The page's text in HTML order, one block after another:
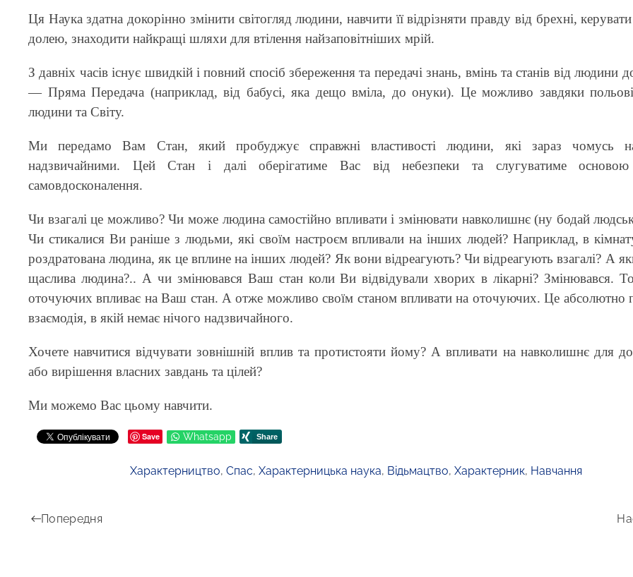
Ця Наука здатна докорінно змінити світогляд людини, навчити її відрізняти правду від брехні,
долею, знаходити найкращі шляхи для втілення найзаповітніших мрій.
З давніх часів існує швидкій і повний спосіб збереження та передачі знань, вмінь та станів від людини
— Пряма Передача (наприклад, від бабусі, яка дещо вміла, до онуки). Це можливо завдяки
людини та Світу.
Ми передамо Вам Стан, який пробуджує справжні властивості людини, які зараз чомусь
надзвичайними. Цей Стан і далі оберігатиме Вас від небезпеки та слугуватиме
самовдосконалення.
Чи взагалі це можливо? Чи може людина самостійно впливати і змінювати навколишнє (ну бодай
Чи стикалися Ви раніше з людьми, які своїм настроєм впливали на інших людей? Наприклад, в
роздратована людина, як це вплине на інших людей? Як вони відреагують? Чи відреагують взагалі? А
щаслива людина?.. А чи змінювався Ваш стан коли Ви відвідували хворих в лікарні? Змінювався.
оточуючих впливає на Ваш стан. А отже можливо своїм станом впливати на оточуючих. Це абсолютно
взаємодія, в якій немає нічого надзвичайного.
Хочете навчитися відчувати зовнішній вплив та протистояти йому? А впливати на навколишнє для
або вирішення власних завдань та цілей?
Ми можемо Вас цьому навчити.
Save Whatsapp
Характерництво, Спас, Характерницька наука, Відьмацтво, Характерник, Навчання
Попередня